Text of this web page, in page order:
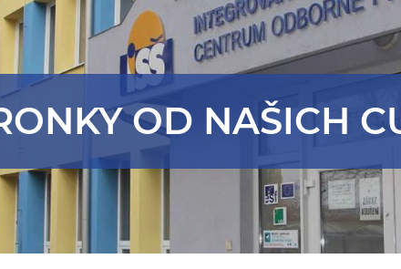
OD NAŠICH